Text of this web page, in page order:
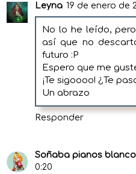
Leyna 19 de enero de
No lo he leído,
así que no
futuro :P
Espero que me
¡Te sigoooo! ¿Te
Un abrazo
Responder
Soñaba pianos
0:20